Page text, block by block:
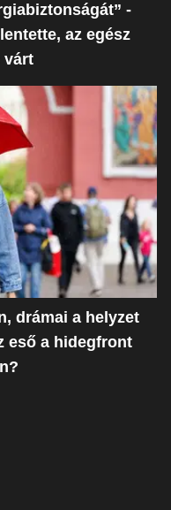
-
az egész
várt
drámai a helyzet
eső a hidegfront